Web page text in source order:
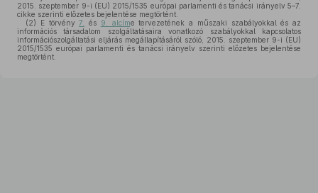
2015. szeptember 9-i (EU) 2015/1535 európai parlamenti és tanácsi irányelv 5–7.
cikke szerinti előzetes bejelentése megtörtént.
(2) E törvény7. és 9. alcíme tervezetének a műszaki szabályokkal és az
információs társadalom szolgáltatásaira vonatkozó szabályokkal kapcsolatos
információszolgáltatási eljárás megállapításáról szóló, 2015. szeptember 9-i (EU)
2015/1535 európai parlamenti és tanácsi irányelv szerinti előzetes bejelentése
megtörtént.